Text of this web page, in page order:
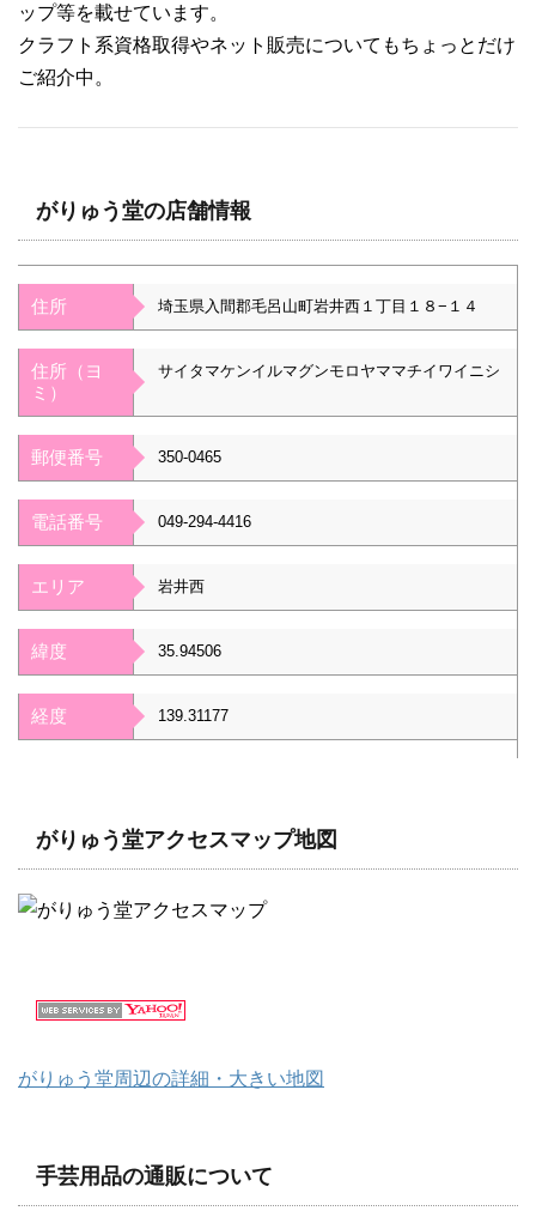
ップ等を載せています。
クラフト系資格取得やネット販売についてもちょっとだけ
ご紹介中。
がりゅう堂の店舗情報
住所 埼玉県入間郡毛呂山町岩井西１丁目１８−１４
住所（ヨ
ミ）
サイタマケンイルマグンモロヤママチイワイニシ
郵便番号 350-0465
電話番号 049-294-4416
エリア 岩井西
緯度 35.94506
経度 139.31177
がりゅう堂アクセスマップ地図
がりゅう堂周辺の詳細・大きい地図
手芸用品の通販について